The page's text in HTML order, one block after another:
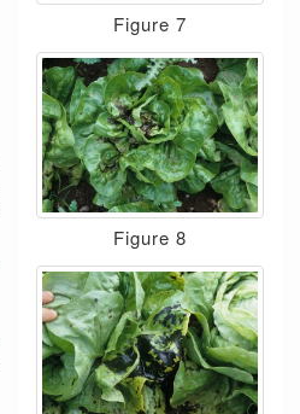
Figure 7
Figure 8